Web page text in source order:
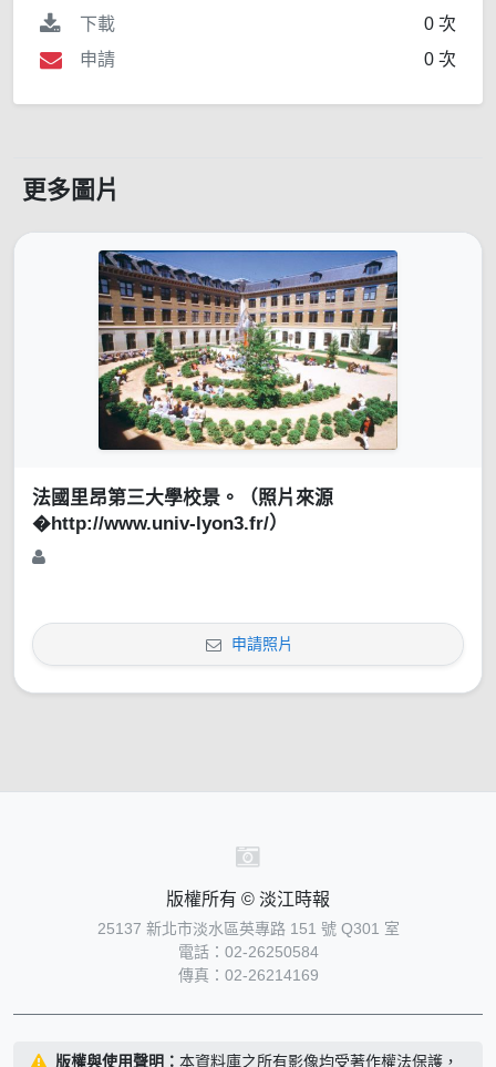
下載
0 次
申請
0 次
更多圖片
法國里昂第三大學校景。（照片來源
�http://www.univ-lyon3.fr/）
申請照片
版權所有 © 淡江時報
25137 新北市淡水區英專路 151 號 Q301 室
電話：02-26250584
傳真：02-26214169
版權與使用聲明： 本資料庫之所有影像均受著作權法保護，